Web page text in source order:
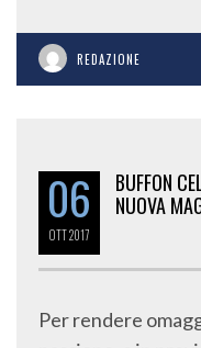
REDAZIONE
06
OTT2017
BUFFON
NUOVA
Per rendere